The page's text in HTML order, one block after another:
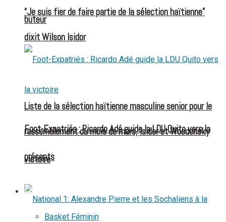
buteur
Foot-Expatriés : Ricardo Adé guide la LDU Quito vers la
victoire
“Je suis fier de faire partie de la sélection haïtienne”
dixit Wilson Isidor
Liste de la sélection haïtienne masculine senior pour le
rassemblement du mois de mars, Isidor et Woodensky
présents
BASKETBALL
Basket Féminin